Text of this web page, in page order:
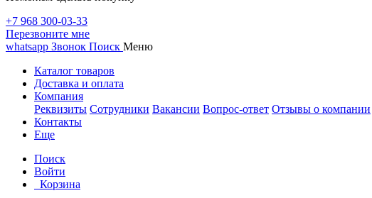
+7 968 300-03-33
Перезвоните мне
whatsapp Звонок Поиск Меню
Каталог товаров
Доставка и оплата
Компания
Реквизиты Сотрудники Вакансии Вопрос-ответ Отзывы о компании
Контакты
Еще
Поиск
Войти
Корзина